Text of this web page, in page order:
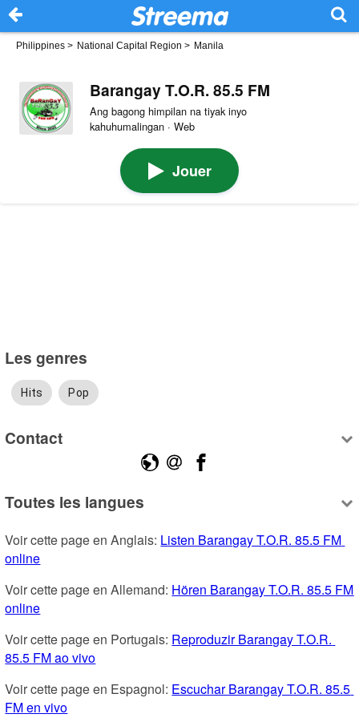
Philippines > National Capital Region > Manila
Barangay T.O.R. 85.5 FM
Ang bagong himpilan na tiyak inyo
kahuhumalingan · Web
Jouer
Les genres
Hits Pop
Contact
Toutes les langues
Voir cette page en Anglais: Listen Barangay T.O.R. 85.5 FM
online
Voir cette page en Allemand: Hören Barangay T.O.R. 85.5 FM
online
Voir cette page en Portugais: Reproduzir Barangay T.O.R.
85.5 FM ao vivo
Voir cette page en Espagnol: Escuchar Barangay T.O.R. 85.5
FM en vivo